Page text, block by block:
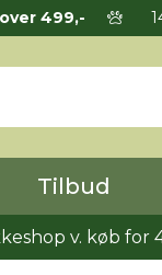
499,-
Tilbud
v. køb for